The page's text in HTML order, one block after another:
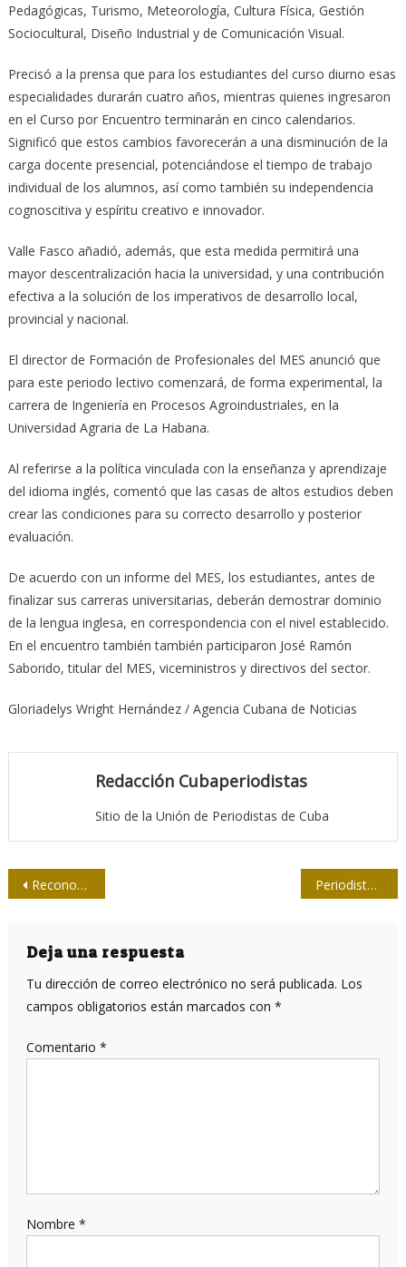
Pedagógicas, Turismo, Meteorología, Cultura Física, Gestión
Sociocultural, Diseño Industrial y de Comunicación Visual.
Precisó a la prensa que para los estudiantes del curso diurno esas
especialidades durarán cuatro años, mientras quienes ingresaron
en el Curso por Encuentro terminarán en cinco calendarios.
Significó que estos cambios favorecerán a una disminución de la
carga docente presencial, potenciándose el tiempo de trabajo
individual de los alumnos, así como también su independencia
cognoscitiva y espíritu creativo e innovador.
Valle Fasco añadió, además, que esta medida permitirá una
mayor descentralización hacia la universidad, y una contribución
efectiva a la solución de los imperativos de desarrollo local,
provincial y nacional.
El director de Formación de Profesionales del MES anunció que
para este periodo lectivo comenzará, de forma experimental, la
carrera de Ingeniería en Procesos Agroindustriales, en la
Universidad Agraria de La Habana.
Al referirse a la política vinculada con la enseñanza y aprendizaje
del idioma inglés, comentó que las casas de altos estudios deben
crear las condiciones para su correcto desarrollo y posterior
evaluación.
De acuerdo con un informe del MES, los estudiantes, antes de
finalizar sus carreras universitarias, deberán demostrar dominio
de la lengua inglesa, en correspondencia con el nivel establecido.
En el encuentro también también participaron José Ramón
Saborido, titular del MES, viceministros y directivos del sector.
Gloriadelys Wright Hernández / Agencia Cubana de Noticias
Redacción Cubaperiodistas
Sitio de la Unión de Periodistas de Cuba
Navegación
entradas
Reconocen a campeones del Softbol de la Prensa de Medios Nacionales Periodistas, escritores y artistas granmenses renuevan vínculos
Deja una respuesta
Tu dirección de correo electrónico no será publicada. Los
campos obligatorios están marcados con *
Comentario *
Nombre *